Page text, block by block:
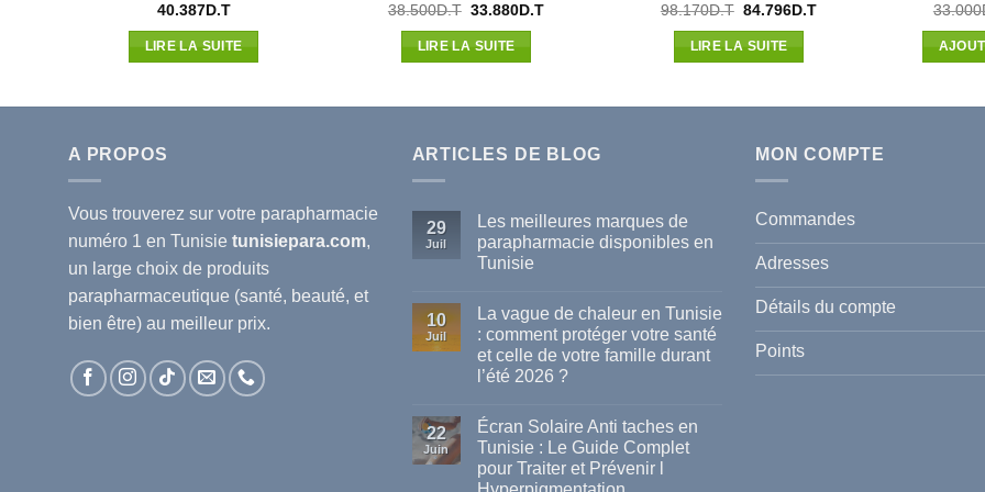
40.387D.T
LIRE LA SUITE
38.500D.T Le
initial
était :
33.880D.TLe
LIRE LA SUITE
98.170D.T Le
initial
était :
84.796D.TLe
LIRE LA SUITE
33.000
A PROPOS
Vous trouverez sur votre parapharmacie
numéro 1 en Tunisie tunisiepara.com,
un large choix de produits
parapharmaceutique (santé, beauté, et
bien être) au meilleur prix.
ARTICLES DE BLOG
29
Juil
Les meilleures marques de
parapharmacie disponibles en
Tunisie
sur
meilleures
marques
de
parapharmacie
Tunisie
10
Juil
La vague de chaleur en Tunisie
: comment protéger votre santé
et celle de votre famille durant
l’été 2026 ?
sur
La
vague
de
chaleur
22
Juin
Écran Solaire Anti taches en
Tunisie : Le Guide Complet
pour Traiter et Prévenir l
MON COMPTE
Commandes
Adresses
Détails du compte
Points